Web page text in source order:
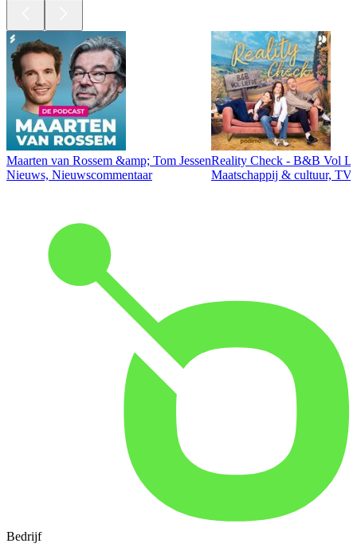
Maarten van Rossem &amp; Tom Jessen
Nieuws, Nieuwscommentaar
Reality Check - B&B Vol
Maatschappij & cultuur,
Bedrijf